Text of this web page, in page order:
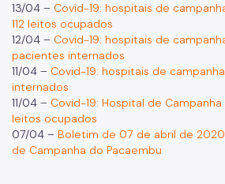
13/04 – Covid-19: hospitais de
112 leitos ocupados
12/04 – Covid-19: hospitais de
pacientes internados
11/04 – Covid-19: hospitais de
internados
11/04 – Covid-19: Hospital de
leitos ocupados
07/04 – Boletim de 07 de abril de
de Campanha do Pacaembu